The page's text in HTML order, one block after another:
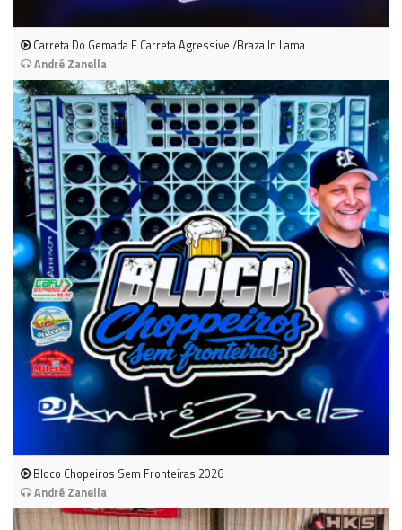
Carreta Do Gemada E Carreta Agressive /Braza In Lama
André Zanella
Bloco Chopeiros Sem Fronteiras 2026
André Zanella